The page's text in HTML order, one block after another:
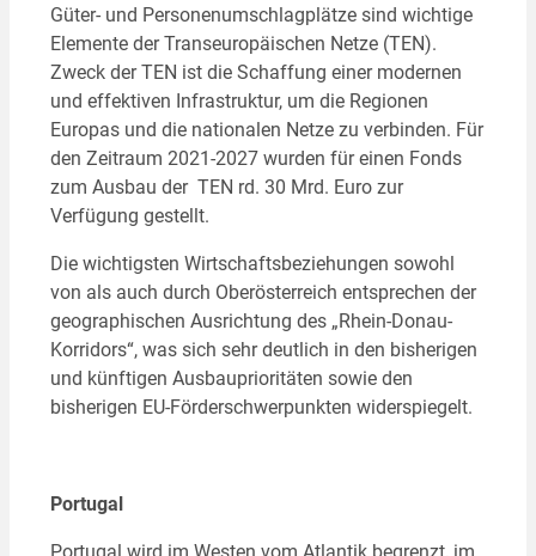
Güter- und Personenumschlagplätze sind wichtige
Elemente der Transeuropäischen Netze (TEN).
Zweck der TEN ist die Schaffung einer modernen
und effektiven Infrastruktur, um die Regionen
Europas und die nationalen Netze zu verbinden. Für
den Zeitraum 2021-2027 wurden für einen Fonds
zum Ausbau der TEN rd. 30 Mrd. Euro zur
Verfügung gestellt.
Die wichtigsten Wirtschaftsbeziehungen sowohl
von als auch durch Oberösterreich entsprechen der
geographischen Ausrichtung des „Rhein-Donau-
Korridors“, was sich sehr deutlich in den bisherigen
und künftigen Ausbauprioritäten sowie den
bisherigen EU-Förderschwerpunkten widerspiegelt.
Portugal